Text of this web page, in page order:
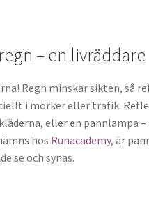
– en livräddare
Regn minskar sikten, så
i mörker eller trafik.
eller en pannlampa
hos Runacademy, är
se och synas.